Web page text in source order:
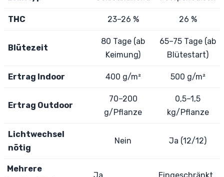
THC 23–26 % 26 %
Blütezeit
80 Tage (ab
Keimung)
65–75 Tage (ab
Blütestart)
Ertrag Indoor 400 g/m² 500 g/m²
Ertrag Outdoor
70–200
g/Pflanze
0,5–1,5
kg/Pflanze
Lichtwechsel
nötig
Nein Ja (12/12)
Mehrere